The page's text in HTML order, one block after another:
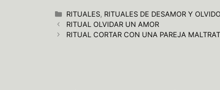
Categorías
RITUALES, RITUALES DE DESAMOR Y OLVIDO
RITUAL OLVIDAR UN AMOR
RITUAL CORTAR CON UNA PAREJA